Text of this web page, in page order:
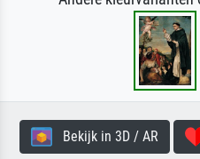
Bekijk in 3D / AR